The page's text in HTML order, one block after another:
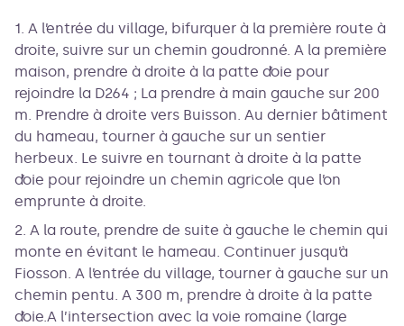
1. A l’entrée du village, bifurquer à la première route à
droite, suivre sur un chemin goudronné. A la première
maison, prendre à droite à la patte d’oie pour
rejoindre la D264 ; La prendre à main gauche sur 200
m. Prendre à droite vers Buisson. Au dernier bâtiment
du hameau, tourner à gauche sur un sentier
herbeux. Le suivre en tournant à droite à la patte
d’oie pour rejoindre un chemin agricole que l’on
emprunte à droite.
2. A la route, prendre de suite à gauche le chemin qui
monte en évitant le hameau. Continuer jusqu’à
Fiosson. A l’entrée du village, tourner à gauche sur un
chemin pentu. A 300 m, prendre à droite à la patte
d’oie.A l’intersection avec la voie romaine (large